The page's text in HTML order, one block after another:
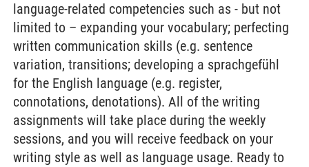
language-related competencies such as - but not
limited to – expanding your vocabulary; perfecting
written communication skills (e.g. sentence
variation, transitions; developing a sprachgefühl
for the English language (e.g. register,
connotations, denotations). All of the writing
assignments will take place during the weekly
sessions, and you will receive feedback on your
writing style as well as language usage. Ready to